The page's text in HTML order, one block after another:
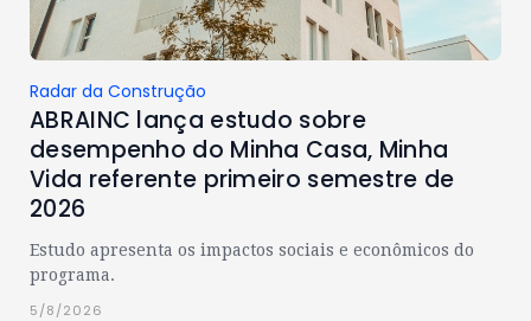
Radar da Construção
ABRAINC lança estudo sobre
desempenho do Minha Casa, Minha
Vida referente primeiro semestre de
2026
Estudo apresenta os impactos sociais e econômicos do
programa.
5/8/2026